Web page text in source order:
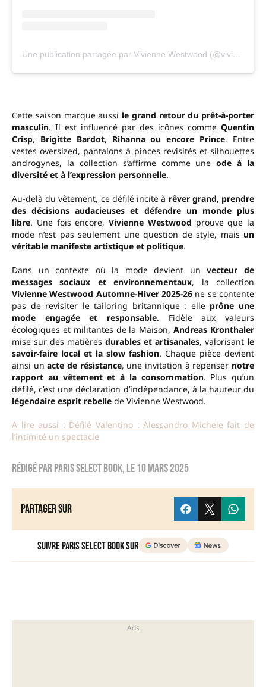
Une publication partagée par Vivienne Westwood (@viviennewestwood)
Cette saison marque aussi le grand retour du prêt-à-porter
masculin. Il est influencé par des icônes comme Quentin
Crisp, Brigitte Bardot, Rihanna ou encore Prince. Entre
vestes oversized, pantalons à pinces revisités et silhouettes
androgynes, la collection s’affirme comme uneode à la
diversité et à l’expression personnelle.
Au-delà du vêtement, ce défilé incite à rêver grand, prendre
des décisions audacieuses et défendre un monde plus
libre. Une fois encore, Vivienne Westwood prouve que la
mode n’est pas seulement une question de style, mais un
véritable manifeste artistique et politique.
Dans un contexte où la mode devient unvecteur de
messages sociaux et environnementaux, la collection
Vivienne Westwood Automne-Hiver 2025-26 ne se contente
pas de revisiter le tailoring britannique : elle prône une
mode engagée et responsable. Fidèle aux valeurs
écologiques et militantes de la Maison,Andreas Kronthaler
mise sur des matières durables et artisanales, valorisant le
savoir-faire local et la slow fashion. Chaque pièce devient
ainsi unacte de résistance, une invitation à repenser notre
rapport au vêtement et à la consommation. Plus qu’un
défilé, c’est une déclaration d’indépendance, à la hauteur du
légendaire esprit rebelle de Vivienne Westwood.
A lire aussi : Défilé Valentino : Alessandro Michele fait de
l’intimité un spectacle
Rédigé parParis Select Book, le10 mars 2025
Partager sur
Suivre Paris Select Book sur